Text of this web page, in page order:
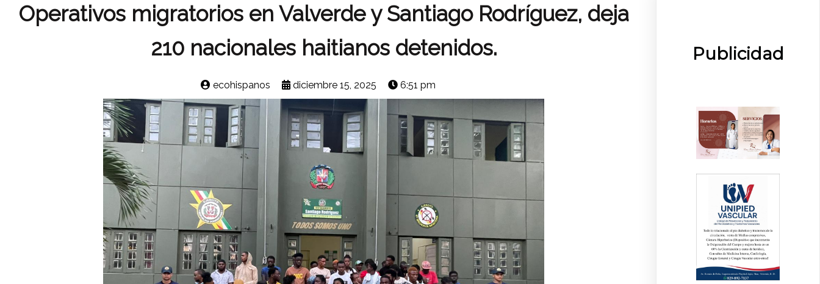
Operativos migratorios en Valverde y Santiago Rodríguez, deja
210 nacionales haitianos detenidos.
ecohispanos diciembre 15, 2025 6:51 pm
Publicidad